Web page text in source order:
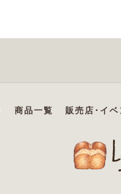
商品一覧 販売店･イベ